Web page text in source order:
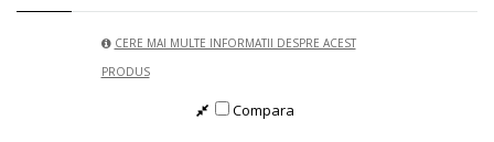
CERE MAI MULTE INFORMATII DESPRE ACEST
PRODUS
Compara